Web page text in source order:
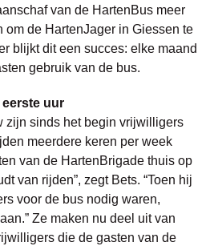
van de HartenBus meer
om de HartenJager in Giessen te
blijkt dit een succes: elke maand
gebruik van de bus.
uur
zijn sinds het begin vrijwilligers
meerdere keren per week
van de HartenBrigade thuis op
van rijden”, zegt Bets. “Toen hij
voor de bus nodig waren,
Ze maken nu deel uit van
die de gasten van de